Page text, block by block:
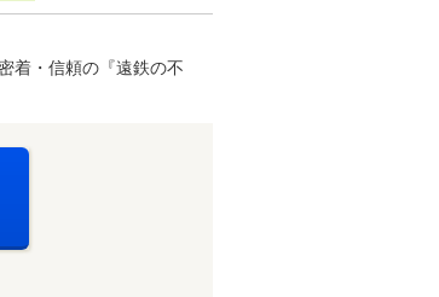
・信頼の『遠鉄の不